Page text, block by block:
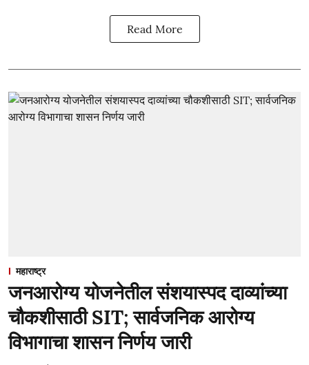
Read More
महाराष्ट्र
जनआरोग्य योजनेतील संशयास्पद दाव्यांच्या
चौकशीसाठी SIT; सार्वजनिक आरोग्य
विभागाचा शासन निर्णय जारी